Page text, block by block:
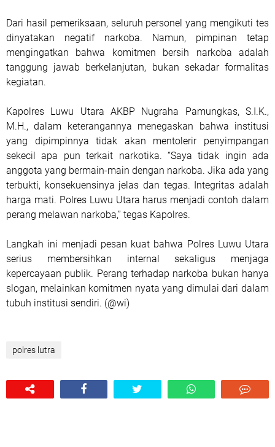
Dari hasil pemeriksaan, seluruh personel yang mengikuti tes
dinyatakan negatif narkoba. Namun, pimpinan tetap
mengingatkan bahwa komitmen bersih narkoba adalah
tanggung jawab berkelanjutan, bukan sekadar formalitas
kegiatan.
Kapolres Luwu Utara AKBP Nugraha Pamungkas, S.I.K.,
M.H., dalam keterangannya menegaskan bahwa institusi
yang dipimpinnya tidak akan mentolerir penyimpangan
sekecil apa pun terkait narkotika. “Saya tidak ingin ada
anggota yang bermain-main dengan narkoba. Jika ada yang
terbukti, konsekuensinya jelas dan tegas. Integritas adalah
harga mati. Polres Luwu Utara harus menjadi contoh dalam
perang melawan narkoba,” tegas Kapolres.
Langkah ini menjadi pesan kuat bahwa Polres Luwu Utara
serius membersihkan internal sekaligus menjaga
kepercayaan publik. Perang terhadap narkoba bukan hanya
slogan, melainkan komitmen nyata yang dimulai dari dalam
tubuh institusi sendiri. (@wi)
polres lutra